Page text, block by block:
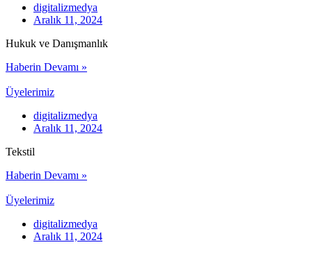
digitalizmedya
Aralık 11, 2024
Hukuk ve Danışmanlık
Haberin Devamı »
Üyelerimiz
digitalizmedya
Aralık 11, 2024
Tekstil
Haberin Devamı »
Üyelerimiz
digitalizmedya
Aralık 11, 2024